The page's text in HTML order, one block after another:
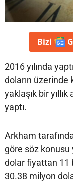
Bizi
2016 yılında
doların üzerinde
yaklaşık bir yıllık
yaptı.
Arkham
göre söz konusu
dolar fiyattan 11
30.38 milyon